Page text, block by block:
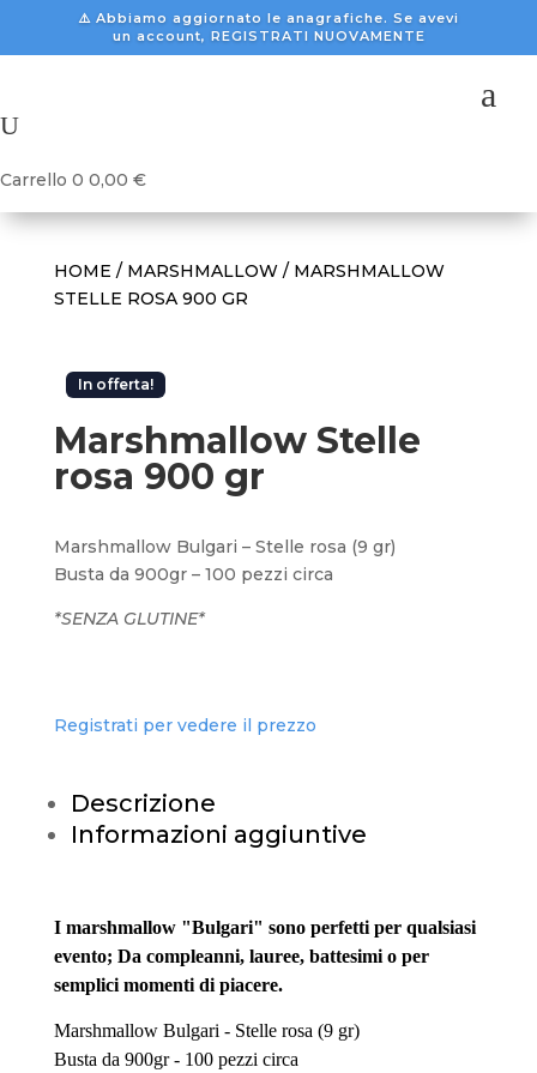
⚠️ Abbiamo aggiornato le anagrafiche. Se avevi
un account, REGISTRATI NUOVAMENTE
a
U
Carrello 0 0,00 €
HOME / MARSHMALLOW/ MARSHMALLOW
STELLE ROSA 900 GR
In offerta!
Marshmallow Stelle
rosa 900 gr
Marshmallow Bulgari – Stelle rosa (9 gr)
Busta da 900gr – 100 pezzi circa
*SENZA GLUTINE*
Registrati per vedere il prezzo
Descrizione
Informazioni aggiuntive
I marshmallow "Bulgari" sono perfetti per qualsiasi
evento; Da compleanni, lauree, battesimi o per
semplici momenti di piacere.
Marshmallow Bulgari - Stelle rosa (9 gr)
Busta da 900gr - 100 pezzi circa